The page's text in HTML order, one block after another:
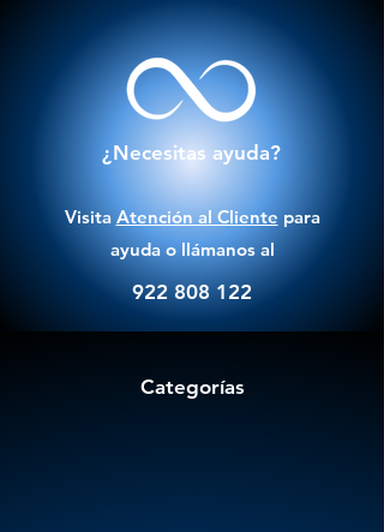
¿Necesitas ayuda?
Visita Atención al Cliente para
ayuda o llámanos al
922 808 122
Categorías